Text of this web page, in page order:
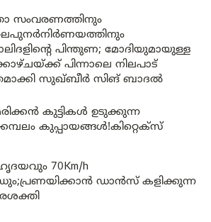
സംവരണത്തിനും
പിന്തുണ; മോദിയുമായുള്ള
പിന്നാലെ നിലപാട്
സുഖ്ബീർ സിങ് ബാദൽ
കുട്ടികൾ ഉടുക്കുന്ന
കുപ്പായങ്ങൾ!കിറ്റെക്സ്
70Km/h
ഡാൻസ് കളിക്കുന്ന